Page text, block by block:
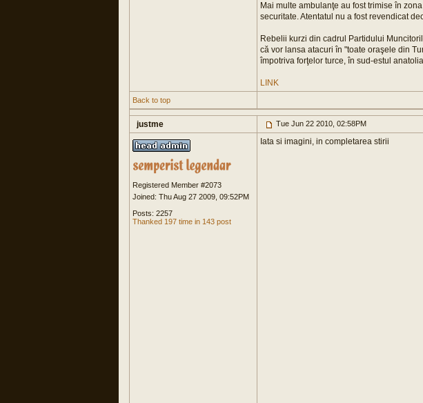
Mai multe ambulanţe au fost trimise în
securitate. Atentatul nu a fost revendicat
Rebelii kurzi din cadrul Partidului
că vor lansa atacuri în "toate oraşele din
împotriva forţelor turce, în sud-estul
LINK
Back to top
justme Tue Jun 22 2010, 02:58PM
Registered Member #2073
Joined: Thu Aug 27 2009, 09:52PM
Posts: 2257
Thanked 197 time in 143 post
Iata si imagini, in completarea stirii